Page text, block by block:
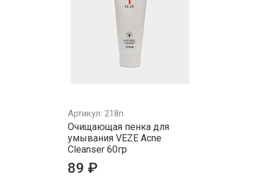
Артикул: 218п
Очищающая пенка для
умывания VEZE Acne
Cleanser 60гр
89 ₽